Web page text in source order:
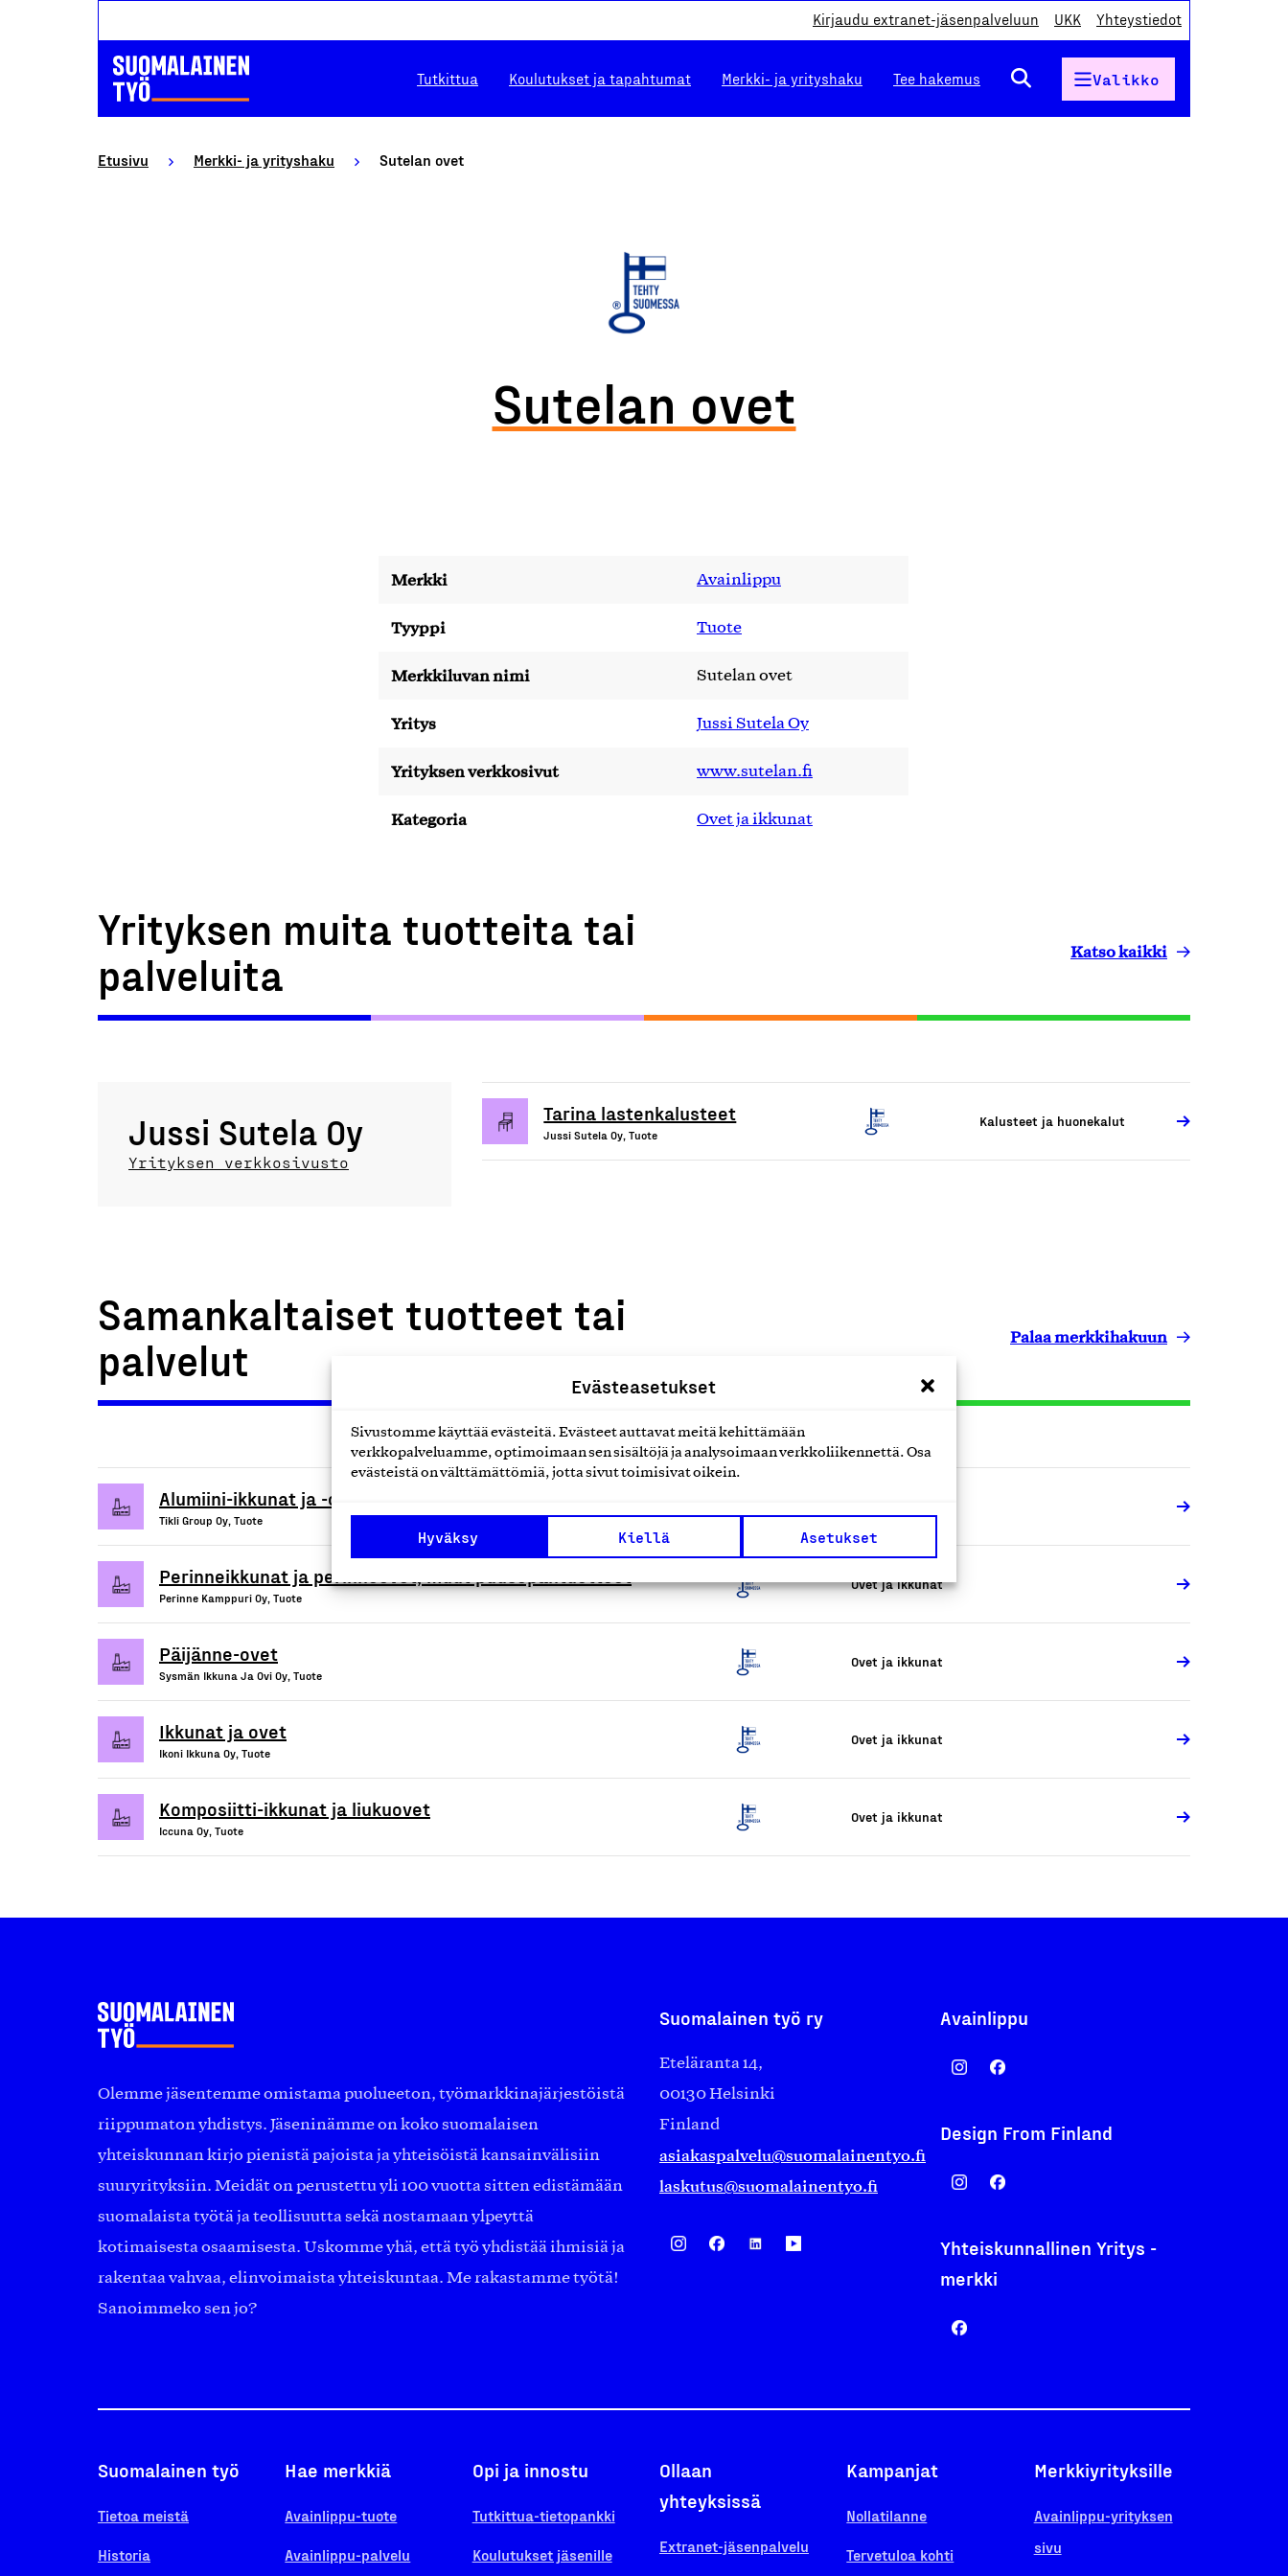
Evästeasetukset
Sivustomme käyttää evästeitä. Evästeet auttavat meitä kehittämään
verkkopalveluamme, optimoimaan sen sisältöjä ja analysoimaan verkkoliikennettä. Osa
evästeistä on välttämättömiä, jotta sivut toimisivat oikein.
Hyväksy Kiellä Asetukset
Kirjaudu extranet-jäsenpalveluun UKK Yhteystiedot
Tutkittua Koulutukset ja tapahtumat Merkki- ja yrityshaku Tee hakemus Valikko
Etusivu Merkki- ja yrityshaku Sutelan ovet
Sutelan ovet
Merkki Avainlippu
Tyyppi Tuote
Merkkiluvan nimi Sutelan ovet
Yritys Jussi Sutela Oy
Yrityksen verkkosivut www.sutelan.fi
Kategoria Ovet ja ikkunat
Yrityksen muita tuotteita tai
palveluita
Katso kaikki
Jussi Sutela Oy
Yrityksen verkkosivusto
Tarina lastenkalusteet
Jussi Sutela Oy, Tuote
Kalusteet ja huonekalut
Samankaltaiset tuotteet tai
palvelut
Palaa merkkihakuun
Alumiini-ikkunat ja -ovet
Tikli Group Oy, Tuote
Perinneikkunat ja perinneovet, muut puusepäntuotteet
Perinne Kamppuri Oy, Tuote
Ovet ja ikkunat
Päijänne-ovet
Sysmän Ikkuna Ja Ovi Oy, Tuote
Ovet ja ikkunat
Ikkunat ja ovet
Ikoni Ikkuna Oy, Tuote
Ovet ja ikkunat
Komposiitti-ikkunat ja liukuovet
Iccuna Oy, Tuote
Ovet ja ikkunat
Olemme jäsentemme omistama puolueeton, työmarkkinajärjestöistä
riippumaton yhdistys. Jäseninämme on koko suomalaisen
yhteiskunnan kirjo pienistä pajoista ja yhteisöistä kansainvälisiin
suuryrityksiin. Meidät on perustettu yli 100 vuotta sitten edistämään
suomalaista työtä ja teollisuutta sekä nostamaan ylpeyttä
kotimaisesta osaamisesta. Uskomme yhä, että työ yhdistää ihmisiä ja
rakentaa vahvaa, elinvoimaista yhteiskuntaa. Me rakastamme työtä!
Sanoimmeko sen jo?
Suomalainen työ ry
Eteläranta 14,
00130 Helsinki
Finland
asiakaspalvelu@suomalainentyo.fi
laskutus@suomalainentyo.fi
Avainlippu
Design From Finland
Yhteiskunnallinen Yritys -
merkki
Suomalainen työ
Tietoa meistä
Historia
Hae merkkiä
Avainlippu-tuote
Avainlippu-palvelu
Opi ja innostu
Tutkittua-tietopankki
Koulutukset jäsenille
Ollaan
yhteyksissä
Extranet-jäsenpalvelu
Kampanjat
Nollatilanne
Tervetuloa kohti
Merkkiyrityksille
Avainlippu-yrityksen
sivu